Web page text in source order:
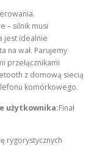
– silnik musi
jest idealnie
na wał. Parujemy
przełącznikami
z domową siecią
komórkowego.
użytkownika:Finał
rygorystycznych